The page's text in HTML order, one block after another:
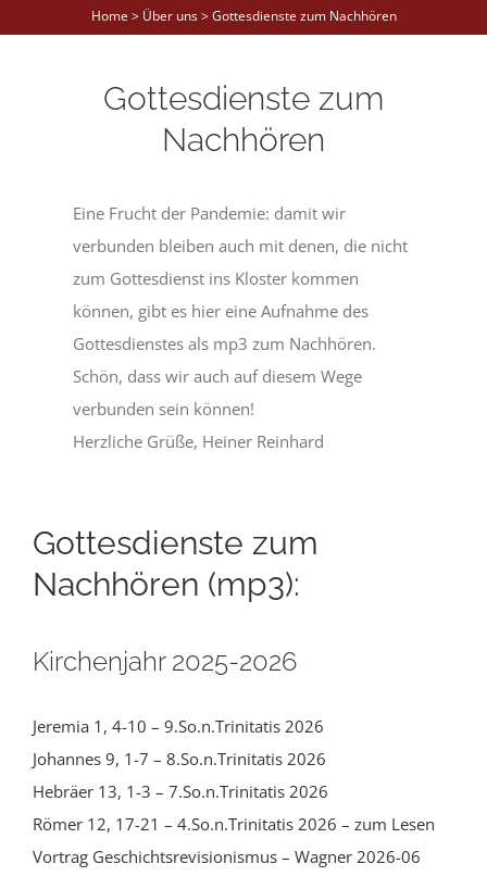
Home > Über uns > Gottesdienste zum Nachhören
Gottesdienste zum
Nachhören
Eine Frucht der Pandemie: damit wir
verbunden bleiben auch mit denen, die nicht
zum Gottesdienst ins Kloster kommen
können, gibt es hier eine Aufnahme des
Gottesdienstes als mp3 zum Nachhören.
Schön, dass wir auch auf diesem Wege
verbunden sein können!
Herzliche Grüße, Heiner Reinhard
Gottesdienste zum
Nachhören (mp3):
Kirchenjahr 2025-2026
Jeremia 1, 4-10 – 9.So.n.Trinitatis 2026
Johannes 9, 1-7 – 8.So.n.Trinitatis 2026
Hebräer 13, 1-3 – 7.So.n.Trinitatis 2026
Römer 12, 17-21 – 4.So.n.Trinitatis 2026 – zum Lesen
Vortrag Geschichtsrevisionismus – Wagner 2026-06